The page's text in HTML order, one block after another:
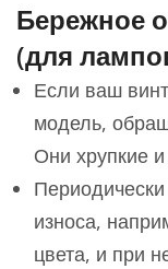
Бережное
(для
Если ваш
модель,
Они хрупкие
износа,
цвета, и при